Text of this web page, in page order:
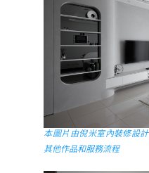
本圖片由倪米室內裝修設
其他作品和服務流程